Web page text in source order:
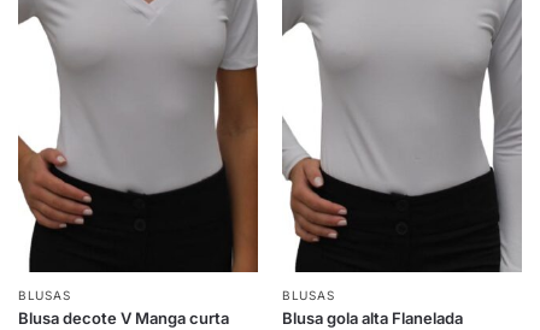
BLUSAS
Blusa decote V Manga curta
BLUSAS
Blusa gola alta Flanelada